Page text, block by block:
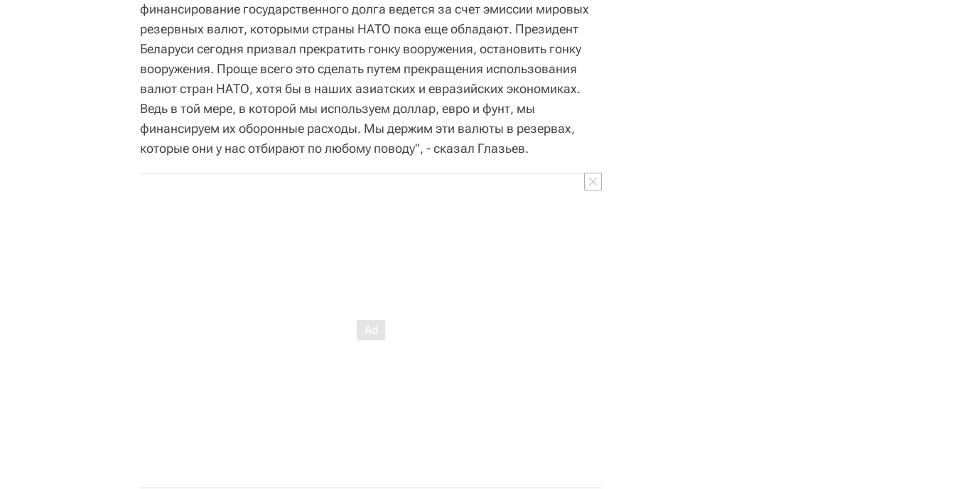
финансирование государственного долга ведется за счет эмиссии мировых
резервных валют, которыми страны НАТО пока еще обладают. Президент
Беларуси сегодня призвал прекратить гонку вооружения, остановить гонку
вооружения. Проще всего это сделать путем прекращения использования
валют стран НАТО, хотя бы в наших азиатских и евразийских экономиках.
Ведь в той мере, в которой мы используем доллар, евро и фунт, мы
финансируем их оборонные расходы. Мы держим эти валюты в резервах,
которые они у нас отбирают по любому поводу", - сказал Глазьев.